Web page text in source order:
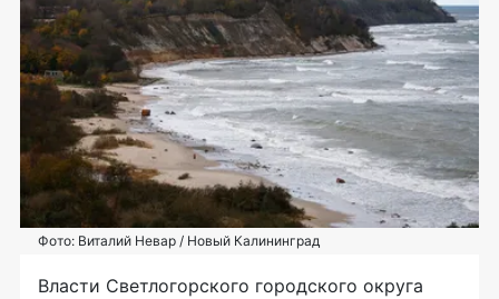
Фото: Виталий Невар / Новый Калининград
Власти Светлогорского городского округа